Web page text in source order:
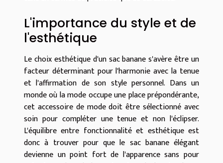
L'importance du style et de
l'esthétique
Le choix esthétique d'un sac banane s'avère être un
facteur déterminant pour l'harmonie avec la tenue
et l'affirmation de son style personnel. Dans un
monde où la mode occupe une place prépondérante,
cet accessoire de mode doit être sélectionné avec
soin pour compléter une tenue et non l'éclipser.
L'équilibre entre fonctionnalité et esthétique est
donc à trouver pour que le sac banane élégant
devienne un point fort de l'apparence sans pour